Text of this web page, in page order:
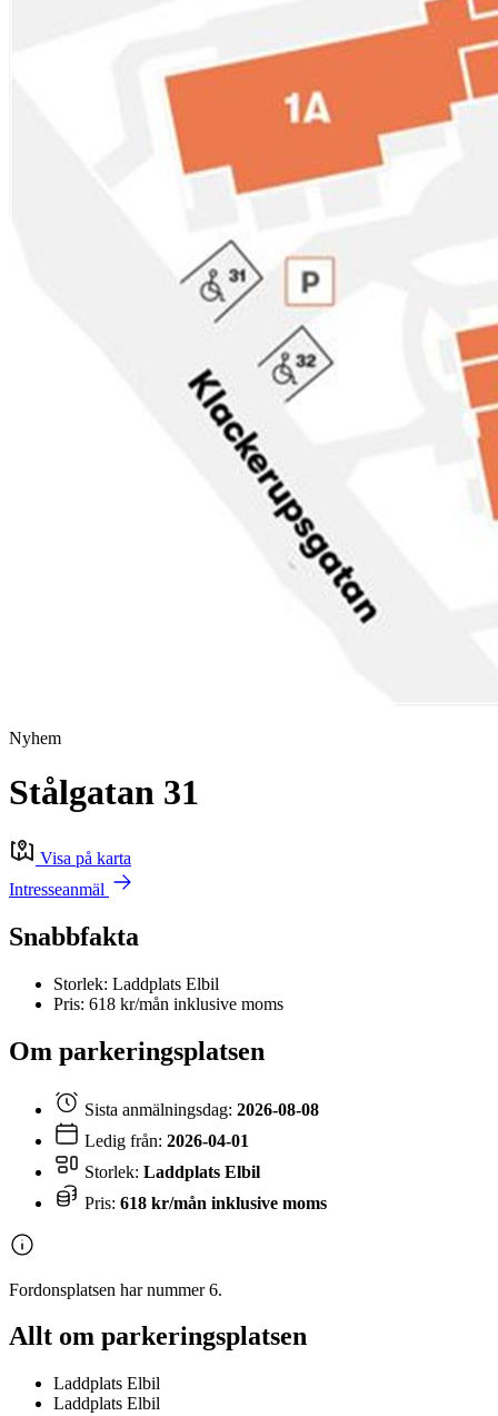
Nyhem
Stålgatan 31
Visa på karta
Intresseanmäl
Snabbfakta
Storlek: Laddplats Elbil
Pris: 618 kr/mån inklusive moms
Om parkeringsplatsen
Sista anmälningsdag: 2026-08-08
Ledig från: 2026-04-01
Storlek: Laddplats Elbil
Pris: 618 kr/mån inklusive moms
Fordonsplatsen har nummer 6.
Allt om parkeringsplatsen
Laddplats Elbil
Laddplats Elbil